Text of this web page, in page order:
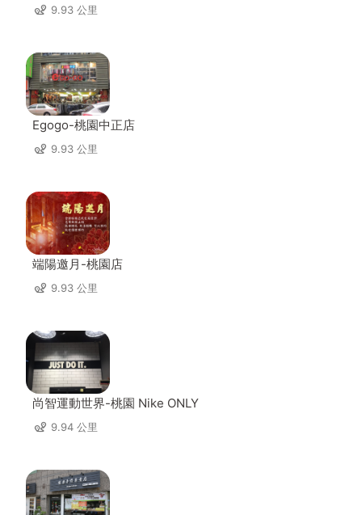
9.93 公里
Egogo-桃園中正店
9.93 公里
端陽邀月-桃園店
9.93 公里
尚智運動世界-桃園 Nike ONLY
9.94 公里